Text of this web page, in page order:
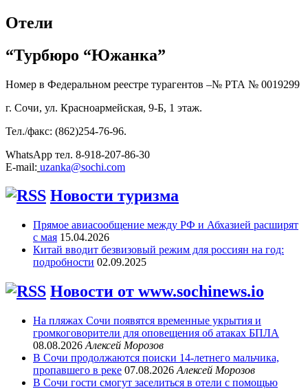
Отели
“Турбюро “Южанка”
Номер в Федеральном реестре турагентов –№ РТА № 0019299
г. Сочи, ул. Красноармейская, 9-Б, 1 этаж.
Тел./факс: (862)254-76-96.
WhatsApp тел. 8-918-207-86-30
E-mail: uzanka@sochi.com
Новости туризма
Прямое авиасообщение между РФ и Абхазией расширят
с мая 15.04.2026
Китай вводит безвизовый режим для россиян на год:
подробности 02.09.2025
Новости от www.sochinews.io
На пляжах Сочи появятся временные укрытия и
громкоговорители для оповещения об атаках БПЛА
08.08.2026 Алексей Морозов
В Сочи продолжаются поиски 14-летнего мальчика,
пропавшего в реке 07.08.2026 Алексей Морозов
В Сочи гости смогут заселиться в отели с помощью